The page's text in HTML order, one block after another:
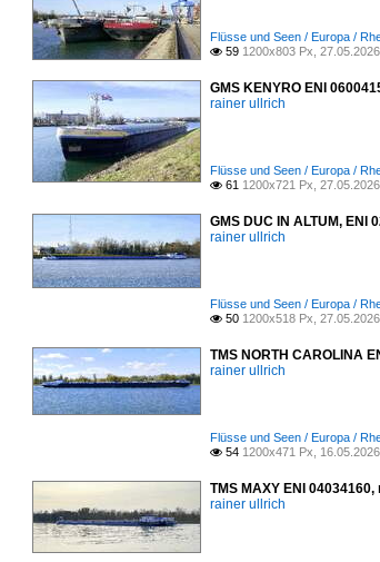
Flüsse und Seen / Europa /
 59 1200x803 Px, 27.05.2026
GMS KENYRO ENI
rainer ullrich
Flüsse und Seen / Europa /
 61 1200x721 Px, 27.05.2026
GMS DUC IN ALTUM,
rainer ullrich
Flüsse und Seen / Europa /
 50 1200x518 Px, 27.05.2026
TMS NORTH CAROLINA
rainer ullrich
Flüsse und Seen / Europa /
 54 1200x471 Px, 16.05.2026
TMS MAXY ENI
rainer ullrich